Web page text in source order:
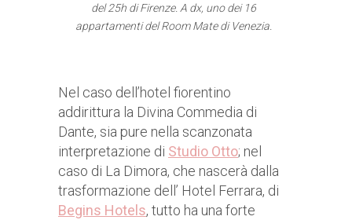
del 25h di Firenze. A dx, uno dei 16
appartamenti del Room Mate di Venezia.
Nel caso dell’hotel fiorentino
addirittura la Divina Commedia di
Dante, sia pure nella scanzonata
interpretazione di Studio Otto; nel
caso di La Dimora, che nascerà dalla
trasformazione dell’ Hotel Ferrara, di
Begins Hotels, tutto ha una forte